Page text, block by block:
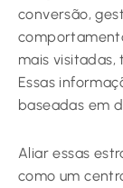
conversão,
mais visitadas,
Essas
baseadas em
Aliar essas
como um